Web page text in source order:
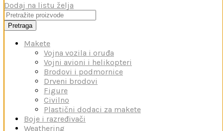
Dodaj na listu želja
Pretraga
Makete
Vojna vozila i oruđa
Vojni avioni i helikopteri
Brodovi i podmornice
Drveni brodovi
Figure
Civilno
Plastični dodaci za makete
Boje i razređivači
Weathering